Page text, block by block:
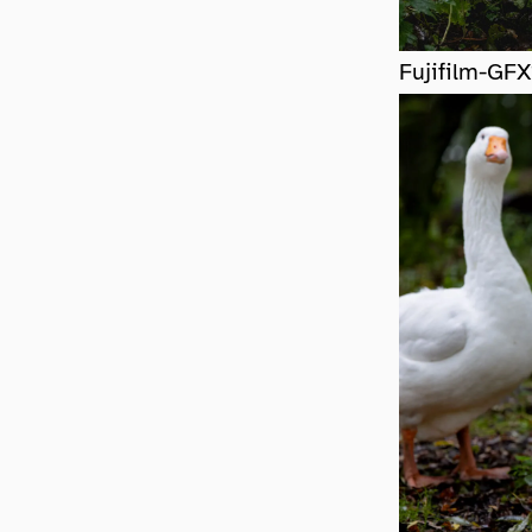
Fujifilm-